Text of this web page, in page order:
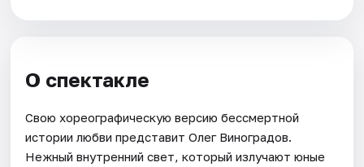
О спектакле
Свою хореографическую версию бессмертной
истории любви представит Олег Виноградов.
Нежный внутренний свет, который излучают юные